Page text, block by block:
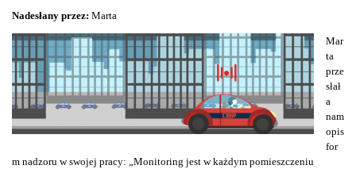
Nadesłany przez: Marta
Mar
ta
prze
słał
a
nam
opis
for
m nadzoru w swojej pracy: „Monitoring jest w każdym pomieszczeniu